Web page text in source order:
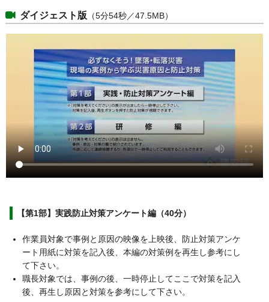
ダイジェスト版 （5分54秒／47.5MB）
【第1部】実践防止対策アンケート編（40分）
作業員対象で事例と原因の映像を上映後、防止対策アンケ
ート用紙に対策を記入後、本編の対策例を再生し参考にし
て下さい。
職長対象では、事例の後、一時停止してここで対策を記入
後、再生し原因と対策を参考にして下さい。